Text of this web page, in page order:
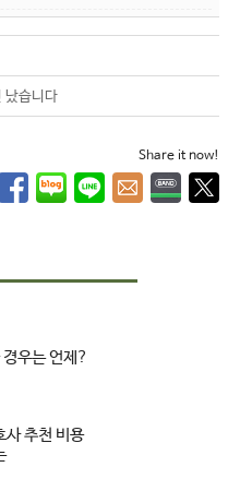
났습니다
Share it now!
우는 언제?
사 추천 비용